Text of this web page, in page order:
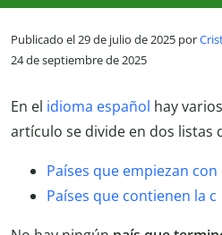
Publicado el 29 de julio de 2025 por
24 de septiembre de 2025
En el idioma español hay varios
artículo se divide en dos listas
Países que empiezan con
Países que contienen la c